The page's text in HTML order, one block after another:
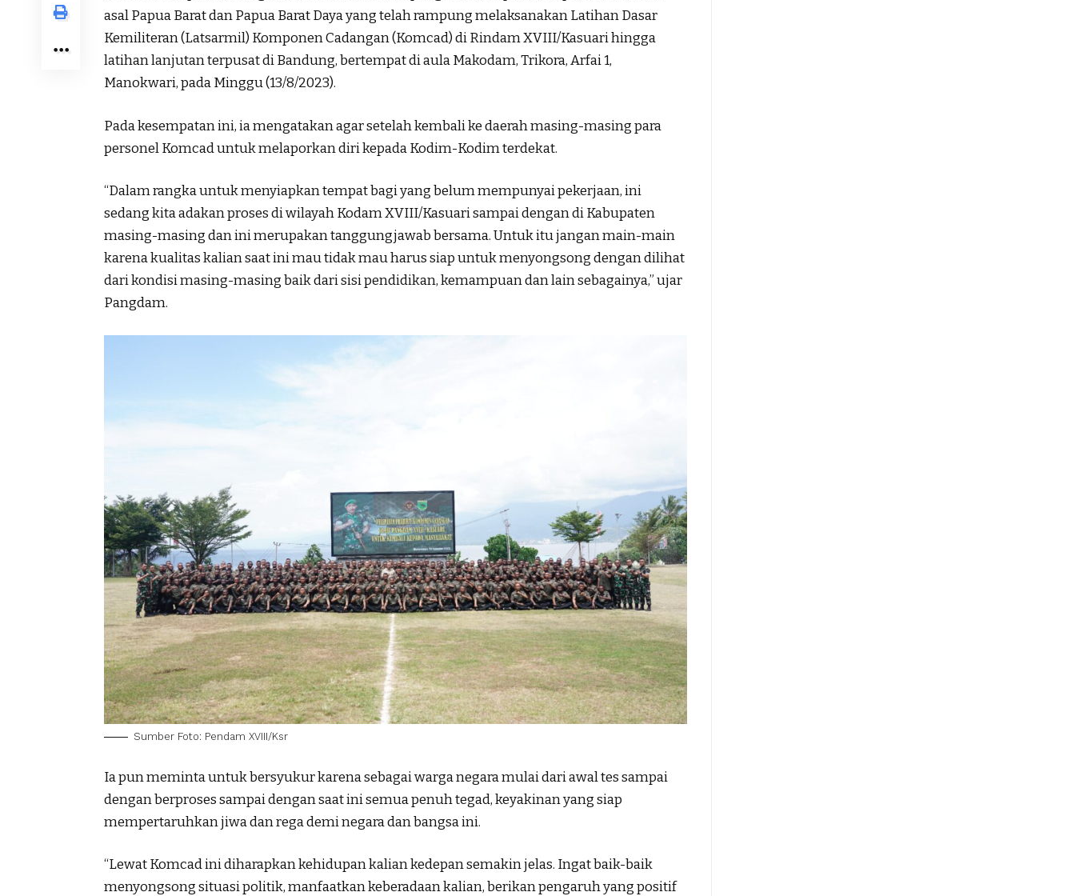
asal Papua Barat dan Papua Barat Daya yang telah rampung melaksanakan Latihan Dasar
Kemiliteran (Latsarmil) Komponen Cadangan (Komcad) di Rindam XVIII/Kasuari hingga
latihan lanjutan terpusat di Bandung, bertempat di aula Makodam, Trikora, Arfai 1,
Manokwari, pada Minggu (13/8/2023).
Pada kesempatan ini, ia mengatakan agar setelah kembali ke daerah masing-masing para
personel Komcad untuk melaporkan diri kepada Kodim-Kodim terdekat.
“Dalam rangka untuk menyiapkan tempat bagi yang belum mempunyai pekerjaan, ini
sedang kita adakan proses di wilayah Kodam XVIII/Kasuari sampai dengan di Kabupaten
masing-masing dan ini merupakan tanggungjawab bersama. Untuk itu jangan main-main
karena kualitas kalian saat ini mau tidak mau harus siap untuk menyongsong dengan dilihat
dari kondisi masing-masing baik dari sisi pendidikan, kemampuan dan lain sebagainya,” ujar
Pangdam.
Sumber Foto: Pendam XVIII/Ksr
Ia pun meminta untuk bersyukur karena sebagai warga negara mulai dari awal tes sampai
dengan berproses sampai dengan saat ini semua penuh tegad, keyakinan yang siap
mempertaruhkan jiwa dan rega demi negara dan bangsa ini.
“Lewat Komcad ini diharapkan kehidupan kalian kedepan semakin jelas. Ingat baik-baik
menyongsong situasi politik, manfaatkan keberadaan kalian, berikan pengaruh yang positif